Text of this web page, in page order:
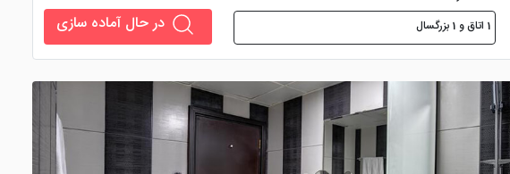
1 اتاق و 1 بزرگسال
در حال آماده سازی